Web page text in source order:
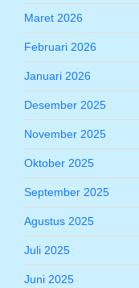
Maret 2026
Februari 2026
Januari 2026
Desember 2025
November 2025
Oktober 2025
September 2025
Agustus 2025
Juli 2025
Juni 2025